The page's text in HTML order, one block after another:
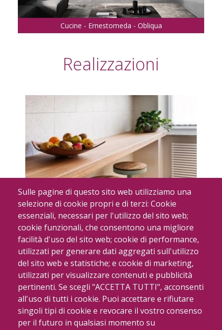
Cucine - Ernestomeda - Obliqua
Realizzazioni
Una cucina bella e funzionale
Privato
Sulle pagine di questo sito web utilizziamo una
selezione di cookie propri e di terzi: Cookie
essenziali, necessari per l'utilizzo del sito web;
cookie funzionali, che consentono una migliore
facilità d'uso del sito web; cookie di performance,
utilizzati per generare dati aggregati sull'utilizzo
del sito web e statistiche; e cookie di marketing,
utilizzati per visualizzare contenuti e pubblicità
pertinenti. Se scegli "ACCETTA TUTTI", acconsenti
all'uso di tutti i cookie. Puoi accettare e rifiutare
singoli tipi di cookie e revocare il vostro consenso
per il futuro in qualsiasi momento su